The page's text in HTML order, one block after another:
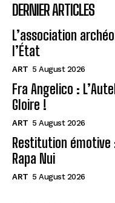
DERNIER ARTICLES
L’association
l’État
ART 5 August 2026
Fra Angelico :
Gloire !
ART 5 August 2026
Restitution émotive
Rapa Nui
ART 5 August 2026